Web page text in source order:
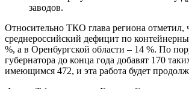
заводов.
Относительно ТКО глава региона отметил,
среднероссийский дефицит по
%, а в Оренбургской области – 14 %. По
губернатора до конца года добавят 170
имеющимся 472, и эта работа будет